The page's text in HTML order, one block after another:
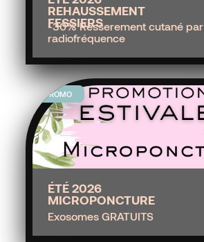
REHAUSSEMENT
FESSIERS
-30% Resserement cutané par
radiofréquence
ÉTÉ 2026
MICROPONCTURE
Exosomes GRATUITS
PROMO